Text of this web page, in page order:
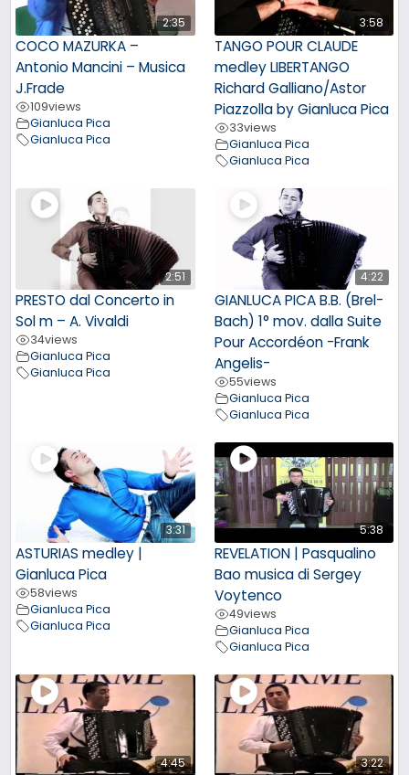
2:35
COCO MAZURKA –
Antonio Mancini – Musica
J.Frade
109views
Gianluca Pica
Gianluca Pica
3:58
TANGO POUR CLAUDE
medley LIBERTANGO
Richard Galliano/Astor
Piazzolla by Gianluca Pica
33views
Gianluca Pica
Gianluca Pica
2:51
PRESTO dal Concerto in
Sol m – A. Vivaldi
34views
Gianluca Pica
Gianluca Pica
4:22
GIANLUCA PICA B.B. (Brel-
Bach) 1° mov. dalla Suite
Pour Accordéon -Frank
Angelis-
55views
Gianluca Pica
Gianluca Pica
3:31
ASTURIAS medley |
Gianluca Pica
58views
Gianluca Pica
Gianluca Pica
5:38
REVELATION | Pasqualino
Bao musica di Sergey
Voytenco
49views
Gianluca Pica
Gianluca Pica
4:45 3:22